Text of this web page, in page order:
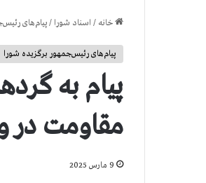
خانه / اسناد شورا /پیام‌های
پیام‌های رئیس‌جمهور برگزیده شورا
پیام به
مقاومت در
9 مارس 2025